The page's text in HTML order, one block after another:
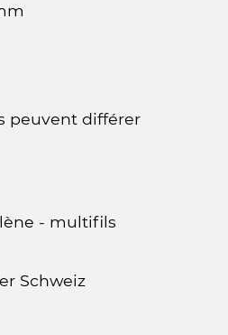
peuvent différer
- multifils
Schweiz